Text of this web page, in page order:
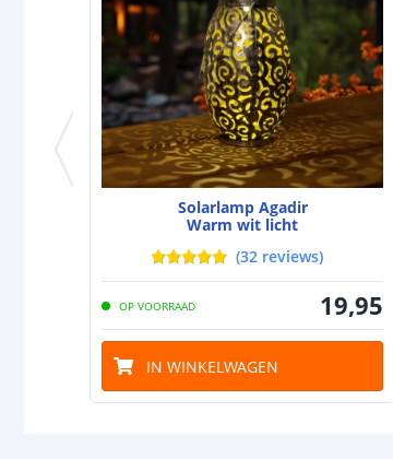
Solarlamp Agadir
Warm wit licht
(32 reviews)
OP VOORRAAD 19,95
IN WINKELWAGEN